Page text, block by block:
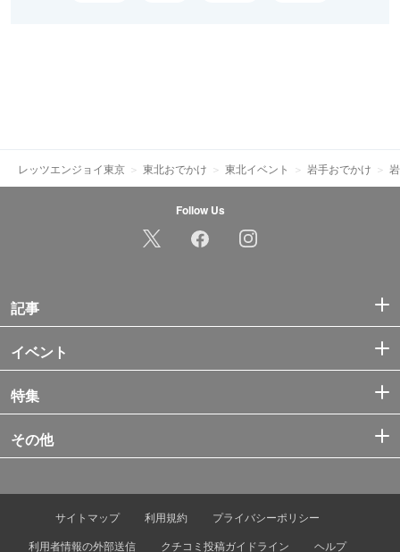
レッツエンジョイ東京 東北おでかけ 東北イベント 岩手おでかけ
Follow Us
記事
イベント
特集
その他
サイトマップ 利用規約
プライバシーポリシー
利用者情報の外部送信
クチコミ投稿ガイドライン ヘルプ